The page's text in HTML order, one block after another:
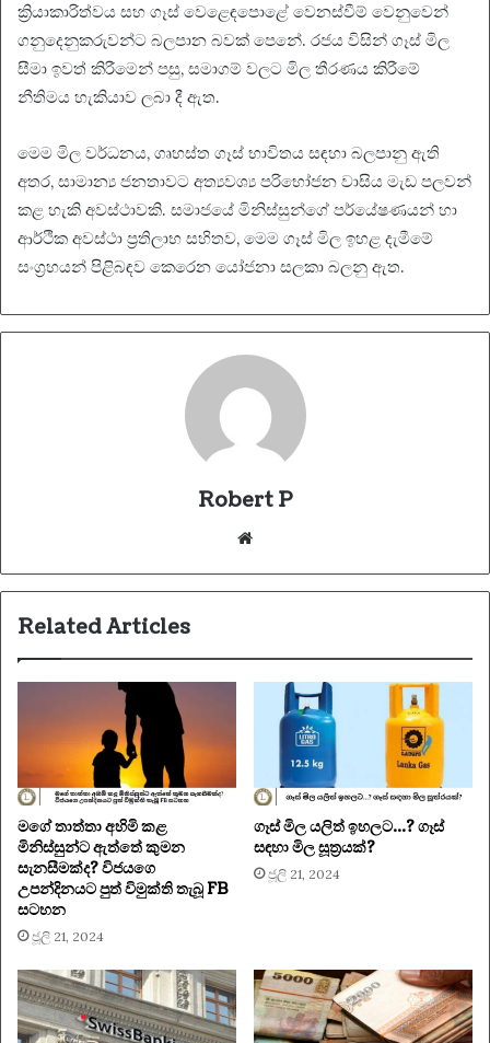
ක්‍රියාකාරිත්වය සහ ගෑස් වෙළෙඳපොළේ වෙනස්වීම් වෙනුවෙන්
ගනුදෙනුකරුවන්ට බලපාන බවක් පෙනේ. රජය විසින් ගෑස් මිල
සීමා ඉවත් කිරීමෙන් පසු, සමාගම් වලට මිල තීරණය කිරීමේ
නීතිමය හැකියාව ලබා දී ඇත.
මෙම මිල වර්ධනය, ගෘහස්ත ගෑස් භාවිතය සඳහා බලපානු ඇති
අතර, සාමාන්‍ය ජනතාවට අත්‍යවශ්‍ය පරිභෝජන වාසිය මැඩ පලවන්
කළ හැකි අවස්ථාවකි. සමාජයේ මිනිස්සුන්ගේ පර්යේෂණයන් හා
ආර්ථික අවස්ථා ප්‍රතිලාභ සහිතව, මෙම ගෑස් මිල ඉහළ දැමීමේ
සංග්‍රහයන් පිළිබඳව කෙරෙන යෝජනා සලකා බලනු ඇත.
Robert P
Related Articles
මගේ තාත්තා අහිමි කළ
මිනිස්සුන්ට ඇත්තේ කුමන
සැනසීමක්ද? විජයගෙ
උපන්දිනයට පුත් විමුක්ති තැබූ FB
සටහන
ජූලි 21, 2024
ගෑස් මිල යලිත් ඉහලට…? ගෑස්
සඳහා මිල සූත්‍රයක්?
ජූලි 21, 2024